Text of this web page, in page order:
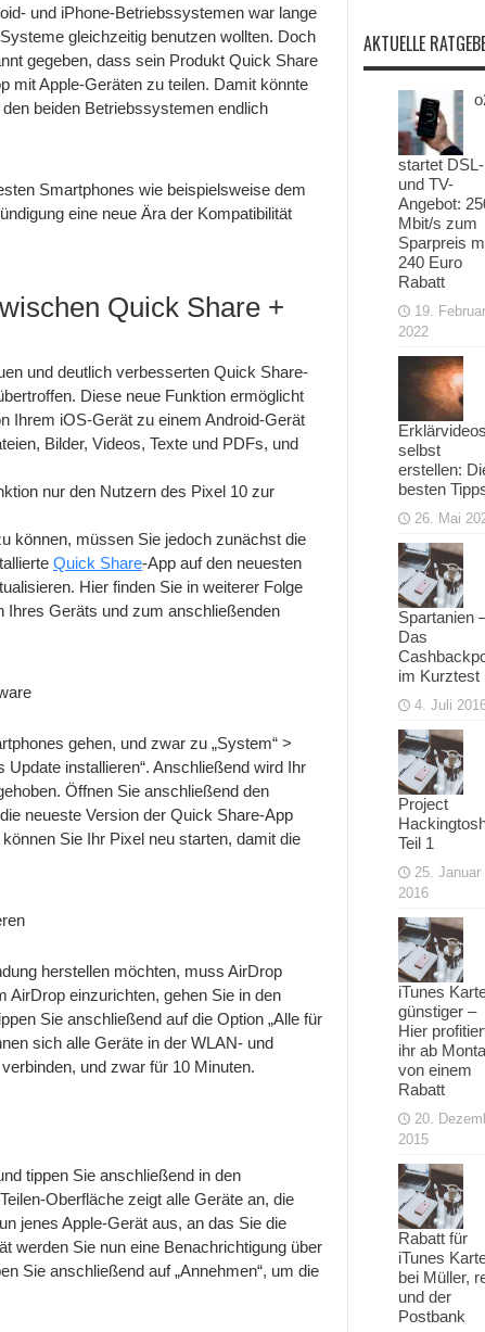
Schnellfreigabedienst
knackt
endlich
Apples
und iPhone-Betriebssystemen war lange
gleichzeitig benutzen wollten. Doch
gegeben, dass sein Produkt Quick Share
mit Apple-Geräten zu teilen. Damit könnte
beiden Betriebssystemen endlich
Smartphones wie beispielsweise dem
eine neue Ära der Kompatibilität
Quick Share +
und deutlich verbesserten Quick Share-
Diese neue Funktion ermöglicht
Ihrem iOS-Gerät zu einem Android-Gerät
Bilder, Videos, Texte und PDFs, und
nur den Nutzern des Pixel 10 zur
können, müssen Sie jedoch zunächst die
Quick Share-App auf den neuesten
Hier finden Sie in weiterer Folge
Ihres Geräts und zum anschließenden
gehen, und zwar zu „System“ >
Update installieren“. Anschließend wird Ihr
Öffnen Sie anschließend den
neueste Version der Quick Share-App
Sie Ihr Pixel neu starten, damit die
herstellen möchten, muss AirDrop
AirDrop einzurichten, gehen Sie in den
Sie anschließend auf die Option „Alle für
sich alle Geräte in der WLAN- und
und zwar für 10 Minuten.
tippen Sie anschließend in den
Oberfläche zeigt alle Geräte an, die
jenes Apple-Gerät aus, an das Sie die
werden Sie nun eine Benachrichtigung über
Sie anschließend auf „Annehmen“, um die
AKTUELLE
startet DSL-
und TV-
Angebot:
Mbit/s zum
Sparpreis
240 Euro
Rabatt
19. Februar
2022
Erklärvideos
selbst
erstellen:
besten
26. Mai
Spartanien
Das
im Kurztest
4. Juli
Project
Teil 1
25. Januar
2016
iTunes
günstiger –
Hier
ihr ab
von einem
Rabatt
20.
2015
Rabatt für
iTunes
bei Müller,
und der
Postbank